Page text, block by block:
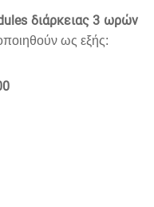
διάρκειας 3 ωρών
ως εξής: